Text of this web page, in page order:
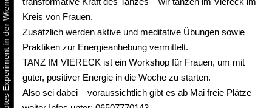
Kreis von Frauen.
Zusätzlich werden aktive und meditative Übungen sowie
Praktiken zur Energieanhebung vermittelt.
TANZ IM VIERECK ist ein Workshop für Frauen, um mit
guter, positiver Energie in die Woche zu starten.
Also sei dabei – voraussichtlich gibt es ab Mai freie Plätze –